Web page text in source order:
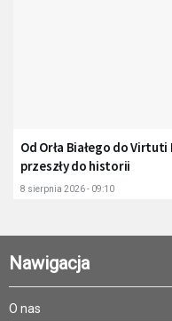
Od Orła Białego do
przeszły do historii
8 sierpnia 2026 - 09:10
Nawigacja
O nas